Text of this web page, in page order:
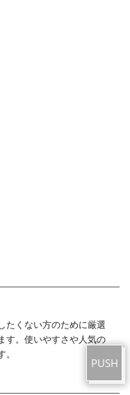
たくない方のために厳選
す。使いやすさや人気の